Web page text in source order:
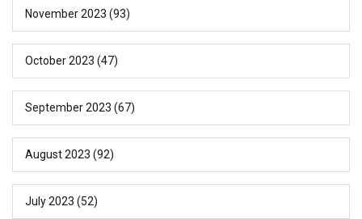
November 2023 (93)
October 2023 (47)
September 2023 (67)
August 2023 (92)
July 2023 (52)